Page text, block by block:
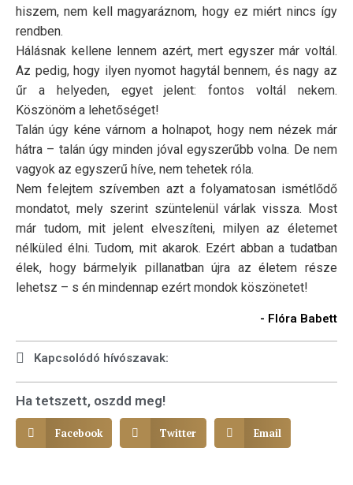
hiszem, nem kell magyaráznom, hogy ez miért nincs így
rendben.
Hálásnak kellene lennem azért, mert egyszer már voltál.
Az pedig, hogy ilyen nyomot hagytál bennem, és nagy az
űr a helyeden, egyet jelent: fontos voltál nekem.
Köszönöm a lehetőséget!
Talán úgy kéne várnom a holnapot, hogy nem nézek már
hátra – talán úgy minden jóval egyszerűbb volna. De nem
vagyok az egyszerű híve, nem tehetek róla.
Nem felejtem szívemben azt a folyamatosan ismétlődő
mondatot, mely szerint szüntelenül várlak vissza. Most
már tudom, mit jelent elveszíteni, milyen az életemet
nélküled élni. Tudom, mit akarok. Ezért abban a tudatban
élek, hogy bármelyik pillanatban újra az életem része
lehetsz – s én mindennap ezért mondok köszönetet!
- Flóra Babett
Kapcsolódó hívószavak:
Ha tetszett, oszdd meg!
Facebook Twitter Email